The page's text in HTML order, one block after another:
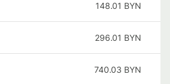
148.01 BYN
296.01 BYN
740.03 BYN